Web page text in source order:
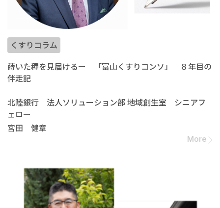
くすりコラム
蒔いた種を見届けるー 「富山くすりコンソ」 ８年目の
伴走記
北陸銀行 法人ソリューション部 地域創生室 シニアフ
ェロー
宮田 健章
More